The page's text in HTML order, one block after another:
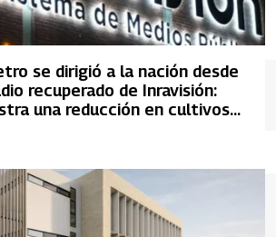
a la nación desde
recuperado de Inravisión:
una reducción en cultivos